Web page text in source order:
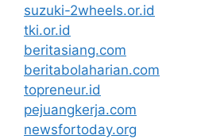
suzuki-2wheels.or.id
tki.or.id
beritasiang.com
beritabolaharian.com
topreneur.id
pejuangkerja.com
newsfortoday.org